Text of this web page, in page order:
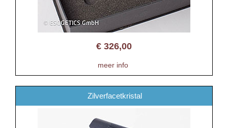
€ 326,00
meer info
Zilverfacetkristal